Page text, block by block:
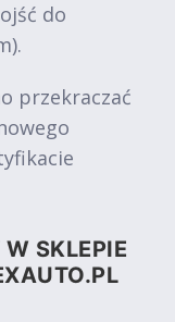
do
przekraczać
SKLEPIE